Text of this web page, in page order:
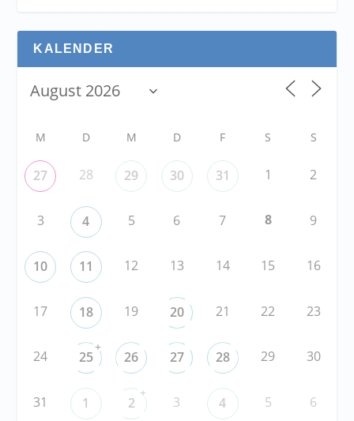
KALENDER
M D M D F S S
27 28 29 30 31 1 2
3 4 5 6 7 8 9
10 11 12 13 14 15 16
17 18 19 20 21 22 23
24 25
+
26 27 28 29 30
31 1 2
+
3 4 5 6